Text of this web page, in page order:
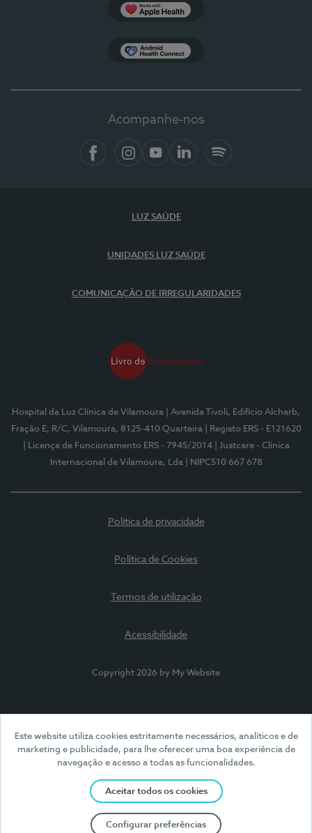
Este website utiliza cookies estritamente necessários, analíticos e de
marketing e publicidade, para lhe oferecer uma boa experiência de
navegação e acesso a todas as funcionalidades.
Aceitar todos os cookies
Configurar preferências
Acompanhe-nos
LUZ SAÚDE
UNIDADES LUZ SAÚDE
COMUNICAÇÃO DE IRREGULARIDADES
Hospital da Luz Clínica de Vilamoura
| Avenida Tivoli, Edifício Alcharb,
Fração E, R/C, Vilamoura, 8125-410 Quarteira
| Registo ERS - E121620
| Licença de Funcionamento ERS - 7945/2014
| Justcare - Clínica
Internacional de Vilamoura, Lda
| NIPC510 667 678
Política de privacidade
Política de Cookies
Termos de utilização
Acessibilidade
Copyright 2026 by My Website